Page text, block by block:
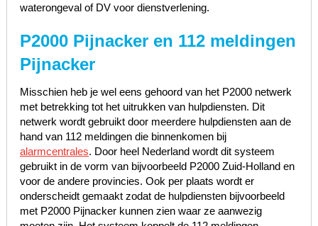
waterongeval of DV voor dienstverlening.
P2000 Pijnacker en 112 meldingen
Pijnacker
Misschien heb je wel eens gehoord van het P2000 netwerk
met betrekking tot het uitrukken van hulpdiensten. Dit
netwerk wordt gebruikt door meerdere hulpdiensten aan de
hand van 112 meldingen die binnenkomen bij
alarmcentrales. Door heel Nederland wordt dit systeem
gebruikt in de vorm van bijvoorbeeld P2000 Zuid-Holland en
voor de andere provincies. Ook per plaats wordt er
onderscheidt gemaakt zodat de hulpdiensten bijvoorbeeld
met P2000 Pijnacker kunnen zien waar ze aanwezig